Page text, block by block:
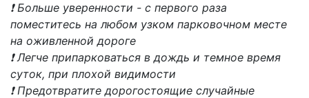
❗ Больше уверенности - с первого раза
поместитесь на любом узком парковочном месте
на оживленной дороге
❗ Легче припарковаться в дождь и темное время
суток, при плохой видимости
❗ Предотвратите дорогостоящие случайные